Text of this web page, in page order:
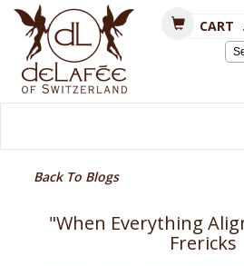
CART
Back To Blogs
"When Everything
Frericks